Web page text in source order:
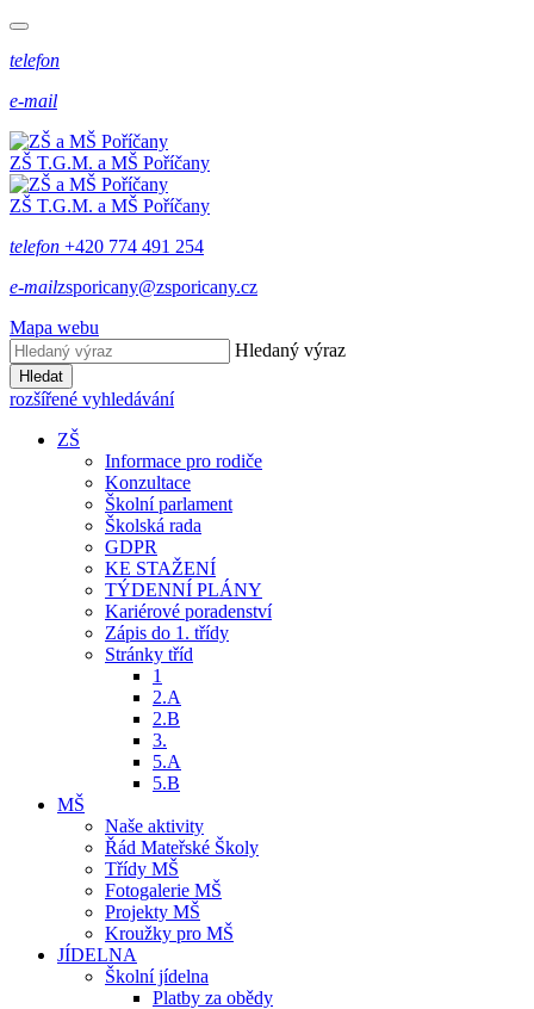
telefon
e-mail
ZŠ T.G.M. a MŠ Poříčany
ZŠ T.G.M. a MŠ Poříčany
telefon +420 774 491 254
e-mailzsporicany@zsporicany.cz
Mapa webu
Hledaný výraz
Hledat
rozšířené vyhledávání
ZŠ
Informace pro rodiče
Konzultace
Školní parlament
Školská rada
GDPR
KE STAŽENÍ
TÝDENNÍ PLÁNY
Kariérové poradenství
Zápis do 1. třídy
Stránky tříd
1
2.A
2.B
3.
5.A
5.B
MŠ
Naše aktivity
Řád Mateřské Školy
Třídy MŠ
Fotogalerie MŠ
Projekty MŠ
Kroužky pro MŠ
JÍDELNA
Školní jídelna
Platby za obědy